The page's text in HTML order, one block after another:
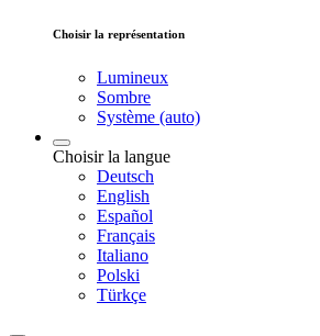
Choisir la représentation
Lumineux
Sombre
Système (auto)
Choisir la langue
Deutsch
English
Español
Français
Italiano
Polski
Türkçe